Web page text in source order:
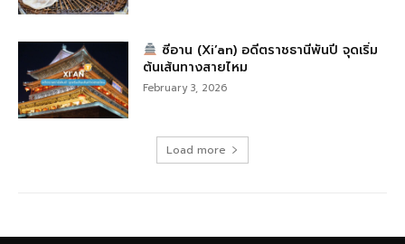
ซีอาน (Xi’an) อดีตราชธานีพันปี จุดเริ่ม
ต้นเส้นทางสายไหม
February 3, 2026
Load more